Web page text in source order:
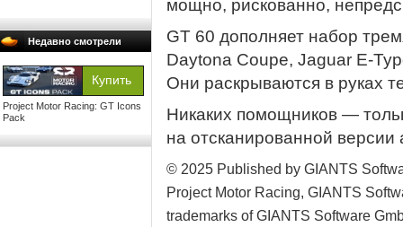
Недавно смотрели
Project Motor Racing: GT Icons
Pack
мощно, рискованно,
GT 60 дополняет набор
Daytona Coupe, Jaguar E-
Они раскрываются в руках
Никаких помощников —
на отсканированной
© 2025 Published by GIANTS
Project Motor Racing, GIANTS
trademarks of GIANTS Software